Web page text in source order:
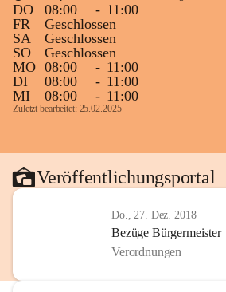
DO 08:00 - 11:00
FR
Geschlossen
SA
Geschlossen
SO
Geschlossen
MO 08:00 - 11:00
DI
08:00 - 11:00
MI
08:00 - 11:00
Zuletzt bearbeitet: 25.02.2025
Veröffentlichungsportal
Do., 27. Dez. 2018
Bezüge Bürgermeister
Verordnungen